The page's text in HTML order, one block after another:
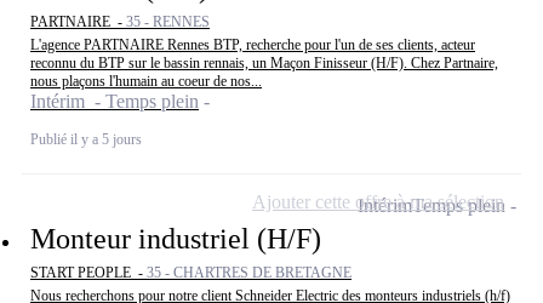
PARTNAIRE - 35 - RENNES
L'agence PARTNAIRE Rennes BTP, recherche pour l'un de ses clients, acteur
reconnu du BTP sur le bassin rennais, un Maçon Finisseur (H/F). Chez Partnaire,
nous plaçons l'humain au coeur de nos...
Intérim - Temps plein
Publié il y a 5 jours
Monteur industriel (H/F)
START PEOPLE - 35 - CHARTRES DE BRETAGNE
Nous recherchons pour notre client Schneider Electric des monteurs industriels (h/f)
IntérimTemps plein
Ajouter cette offre à ma sélection